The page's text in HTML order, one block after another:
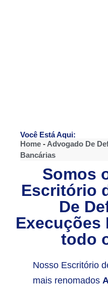
Você Está Aqui:
Home - Advogado De
Bancárias
Somos
Escritório
De
Execuções
todo
Nosso Escritório
mais renomados